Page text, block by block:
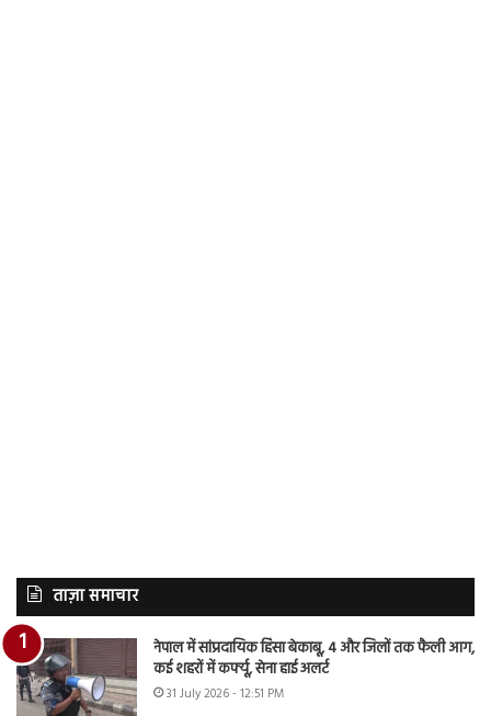
ताज़ा समाचार
नेपाल में सांप्रदायिक हिंसा बेकाबू, 4 और जिलों तक फैली आग,
कई शहरों में कर्फ्यू, सेना हाई अलर्ट
31 July 2026 - 12:51 PM